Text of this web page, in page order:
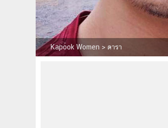
Kapook Women > ดารา